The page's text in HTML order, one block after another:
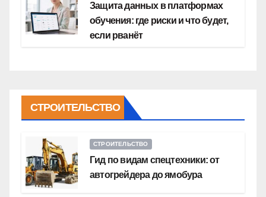
Защита данных в платформах
обучения: где риски и что будет,
если рванёт
СТРОИТЕЛЬСТВО
СТРОИТЕЛЬСТВО
Гид по видам спецтехники: от
автогрейдера до ямобура